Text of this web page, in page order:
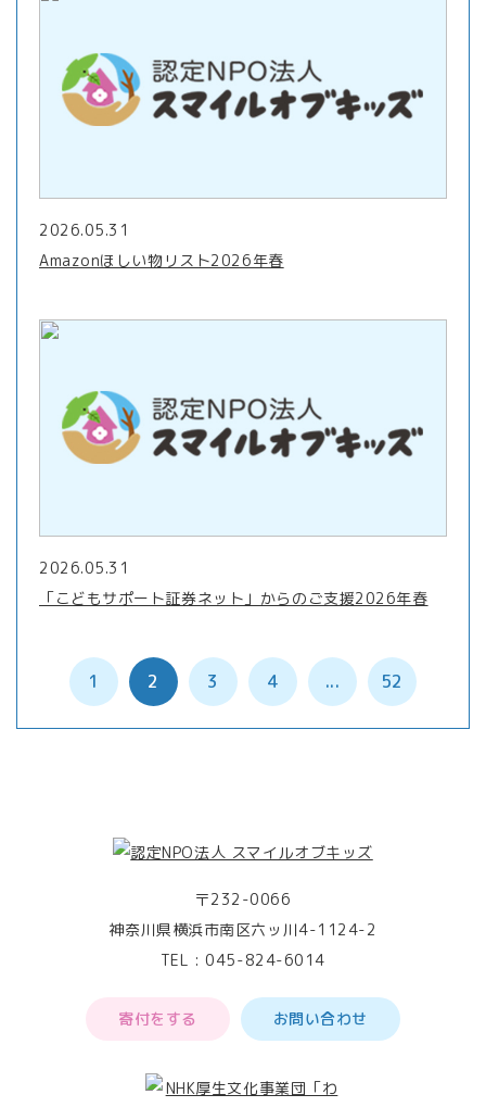
2026.05.31
Amazonほしい物リスト2026年春
2026.05.31
「こどもサポート証券ネット」からのご支援2026年春
1 2 3 4 ... 52
〒232-0066
神奈川県横浜市南区六ッ川4-1124-2
TEL :045-824-6014
寄付をする お問い合わせ